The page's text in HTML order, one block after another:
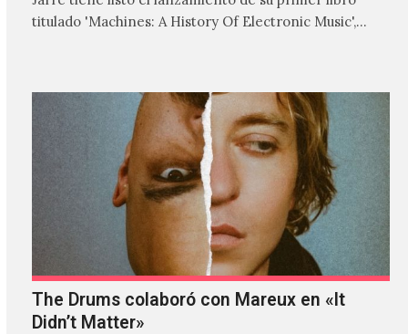
titulado 'Machines: A History Of Electronic Music',
The Drums colaboró con Mareux en «It
Didn’t Matter»